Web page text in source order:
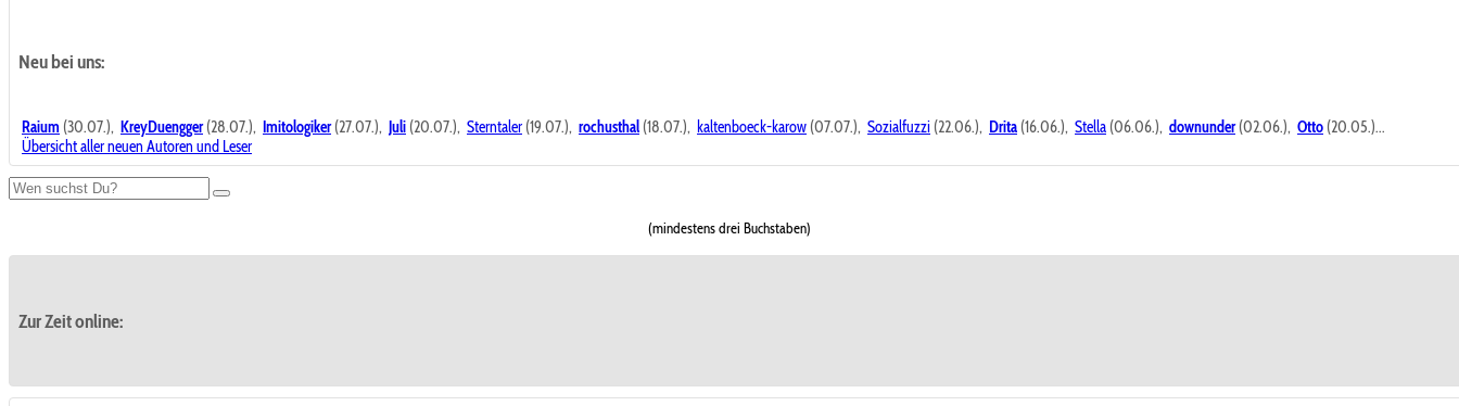
Neu bei uns:
Raium (30.07.), KreyDuengger(28.07.), Imitologiker(27.07.), Juli (20.07.), Sterntaler (19.07.), rochusthal (18.07.), kaltenboeck-karow (07.07.), Sozialfuzzi (22.06.), Drita (16.06.), Stella (06.06.), downunder(02.06.), Otto (20.05.)...
Übersicht aller neuen Autoren und Leser
(mindestens drei Buchstaben)
Zur Zeit online: